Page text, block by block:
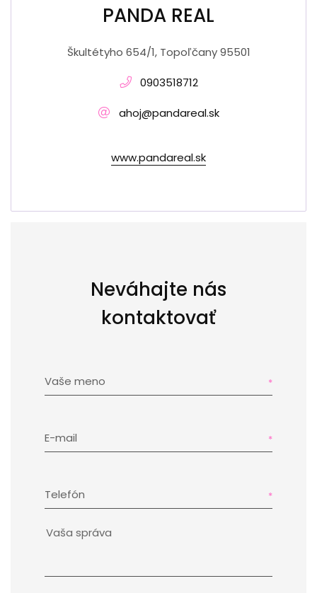
PANDA REAL
Škultétyho 654/1, Topoľčany 95501
0903518712
ahoj@pandareal.sk
www.pandareal.sk
Neváhajte nás
kontaktovať
Vaše meno
E-mail
Telefón